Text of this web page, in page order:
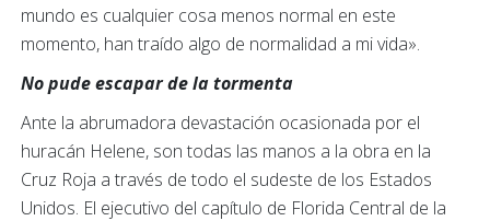
mundo es cualquier cosa menos normal en este
momento, han traído algo de normalidad a mi vida».
No pude escapar de la tormenta
Ante la abrumadora devastación ocasionada por el
huracán Helene, son todas las manos a la obra en la
Cruz Roja a través de todo el sudeste de los Estados
Unidos. El ejecutivo del capítulo de Florida Central de la